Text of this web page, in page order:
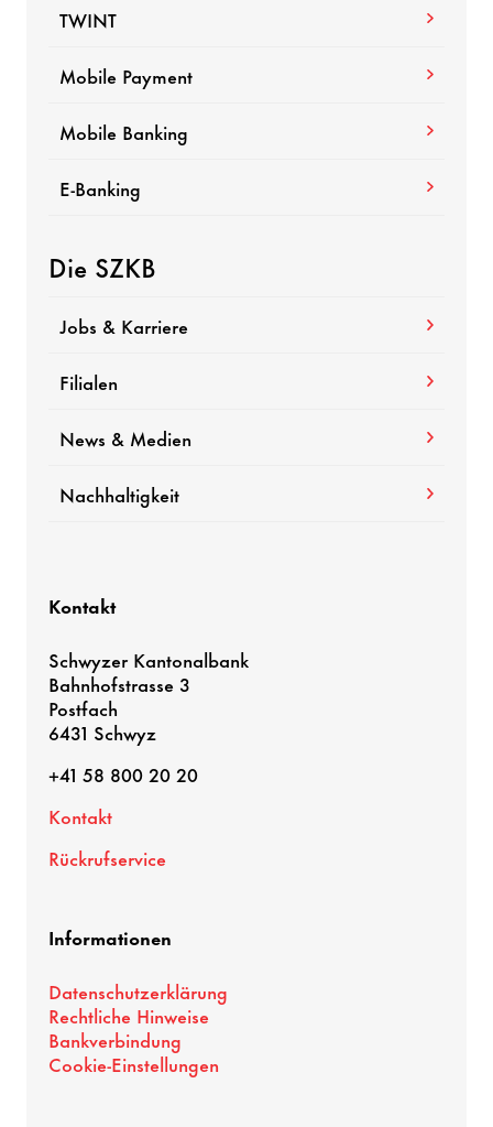
TWINT
Mobile Payment
Mobile Banking
E-Banking
Die SZKB
Jobs & Karriere
Filialen
News & Medien
Nachhaltigkeit
Kontakt
Schwyzer Kantonalbank
Bahnhofstrasse 3
Postfach
6431 Schwyz
+41 58 800 20 20
Kontakt
Rückrufservice
Informationen
Datenschutzerklärung
Rechtliche Hinweise
Bankverbindung
Cookie-Einstellungen